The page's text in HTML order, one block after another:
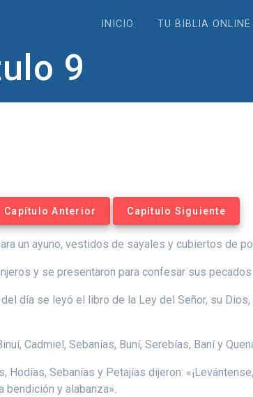
INICIO TU BIBLIA ONLINE
9
Capítulo Anterior Capítulo Siguiente
un ayuno, vestidos de sayales y cubiertos de
y se presentaron para confesar sus
día se leyó el libro de la Ley del Señor, su
Cadmiel, Sebanías, Buní, Serebías, Baní y
Sebanías y Petajías dijeron:
y alabanza».